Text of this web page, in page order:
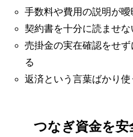
手数料や費用の説明が
契約書を十分に読ませな
売掛金の実在確認をせ
る
返済という言葉ばかり
つなぎ資金を安